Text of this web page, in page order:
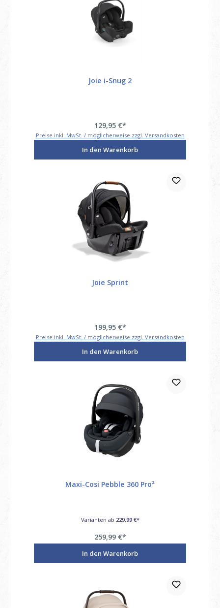
Joie i-Snug 2
129,95 €*
Preise inkl. MwSt. / möglicherweise zzgl. Versandkosten
In den Warenkorb
Joie Sprint
199,95 €*
Preise inkl. MwSt. / möglicherweise zzgl. Versandkosten
In den Warenkorb
Maxi-Cosi Pebble 360 Pro²
Varianten ab 229,99 €*
259,99 €*
In den Warenkorb